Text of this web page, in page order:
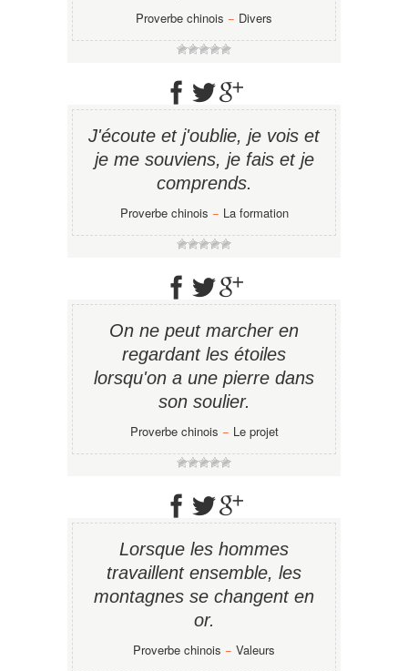
Proverbe chinois − Divers
J'écoute et j'oublie, je vois et
je me souviens, je fais et je
comprends.
Proverbe chinois − La formation
On ne peut marcher en
regardant les étoiles
lorsqu'on a une pierre dans
son soulier.
Proverbe chinois − Le projet
Lorsque les hommes
travaillent ensemble, les
montagnes se changent en
or.
Proverbe chinois − Valeurs